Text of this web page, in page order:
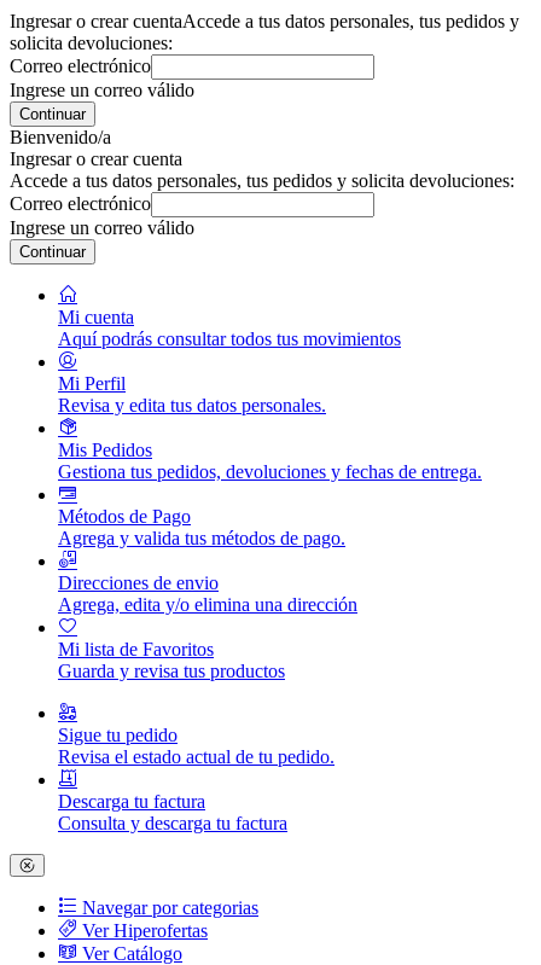
Ingresar o crear cuentaAccede a tus datos personales, tus pedidos y
solicita devoluciones:
Correo electrónico
Ingrese un correo válido
Continuar
Bienvenido/a
Ingresar o crear cuenta
Accede a tus datos personales, tus pedidos y solicita devoluciones:
Correo electrónico
Ingrese un correo válido
Continuar
Mi cuenta
Aquí podrás consultar todos tus movimientos
Mi Perfil
Revisa y edita tus datos personales.
Mis Pedidos
Gestiona tus pedidos, devoluciones y fechas de entrega.
Métodos de Pago
Agrega y valida tus métodos de pago.
Direcciones de envio
Agrega, edita y/o elimina una dirección
Mi lista de Favoritos
Guarda y revisa tus productos
Sigue tu pedido
Revisa el estado actual de tu pedido.
Descarga tu factura
Consulta y descarga tu factura
Navegar por categorias
Ver Hiperofertas
Ver Catálogo